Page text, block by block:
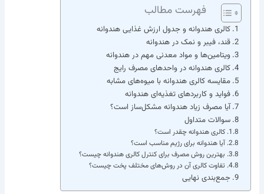
فهرست مطالب
کالری هندوانه و جدول ارزش غذایی هندوانه
قند، فیبر و نمک در هندوانه
ویتامین‌ها و مواد معدنی مهم در هندوانه
کالری هندوانه در واحدهای مصرف رایج
مقایسه کالری هندوانه با میوه‌های مشابه
فواید و کاربردهای تغذیه‌ای هندوانه
آیا مصرف زیاد هندوانه مشکل‌ساز است؟
سوالات متداول
کالری هندوانه چقدر است؟
آیا هندوانه برای رژیم مناسب است؟
بهترین روش مصرف برای کنترل کالری هندوانه چیست؟
تفاوت کالری آن در روش‌های مختلف پخت چیست؟
جمع‌بندی نهایی